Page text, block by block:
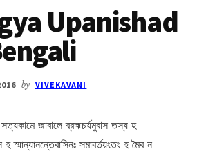
Upanishad
by VIVEKAVANI
জাবালে ব্রহ্মচর্যমুবাস তস্য হ
হ স্মান্যানন্তেবাসিনঃ সমাবর্তয়ংতং হ মৈব ন